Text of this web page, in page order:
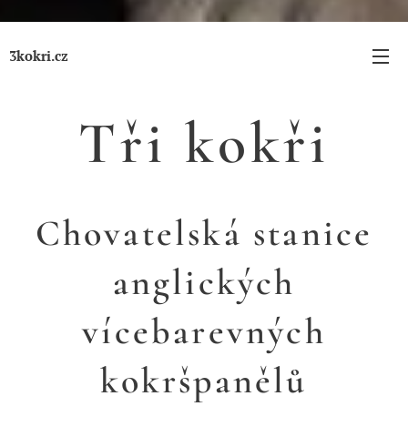
3kokri.cz
Tři kokři
Chovatelská stanice
anglických
vícebarevných
kokršpanělů